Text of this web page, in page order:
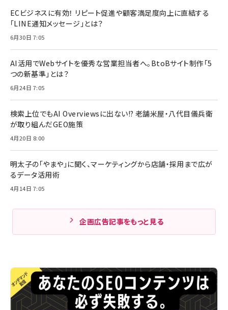
ECビジネスに有効！ リピート促進や顧客満足度向上に直結する
「LINE通知メッセージ」とは？
6月30日 7:05
AI活用でWebサイトを優秀な営業担当者へ。BtoBサイト制作「5
つの新基準」とは？
6月24日 7:05
検索上位でもAI Overviewsに出ない!? 老舗米屋・八代目儀兵衛
が取り組んだGEO施策
4月20日 8:00
明太子の「やまや」に聞く、マーケティングから店舗・採用まで広が
るデータ活用術
4月14日 7:05
企画広告記事をもっと見る